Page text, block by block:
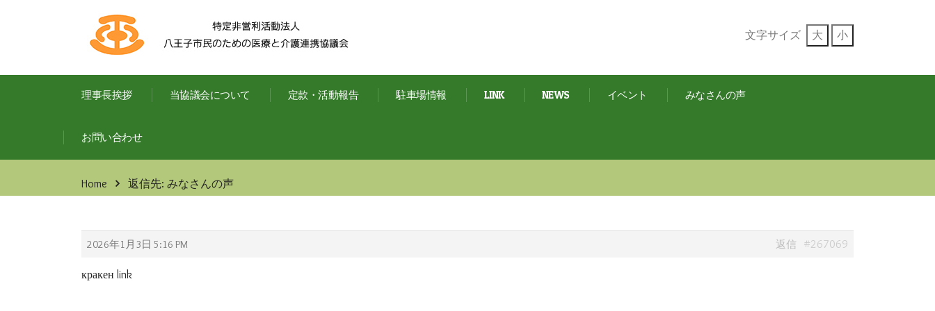
文字サイズ 大 小
理事長挨拶 当協議会について 定款・活動報告 駐車場情報 LINK NEWS イベント みなさんの声
お問い合わせ
Home 返信先: みなさんの声
2026年1月3日 5:16 PM #267069
返信
кракен link